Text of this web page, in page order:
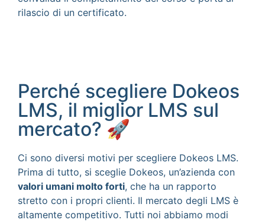
rilascio di un certificato.
Perché scegliere Dokeos
LMS, il miglior LMS sul
mercato? 🚀
Ci sono diversi motivi per scegliere Dokeos LMS.
Prima di tutto, si sceglie Dokeos, un’azienda con
valori umani molto forti, che ha un rapporto
stretto con i propri clienti. Il mercato degli LMS è
altamente competitivo. Tutti noi abbiamo modi